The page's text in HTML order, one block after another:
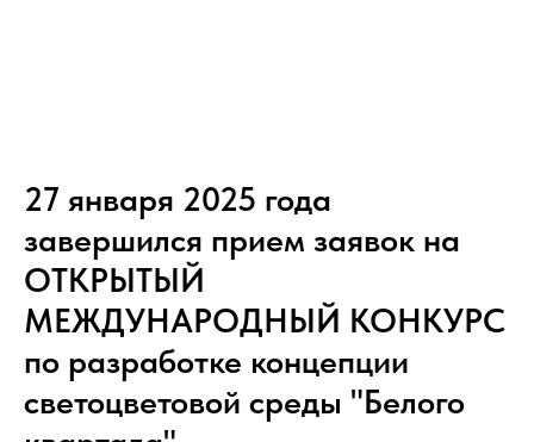
27 января 2025 года
завершился прием заявок на
ОТКРЫТЫЙ
МЕЖДУНАРОДНЫЙ КОНКУРС
по разработке концепции
светоцветовой среды "Белого